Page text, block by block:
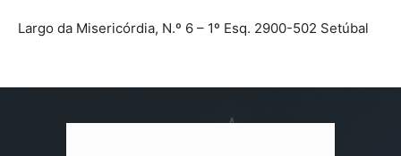
Largo da Misericórdia, N.º 6 – 1º Esq. 2900-502 Setúbal